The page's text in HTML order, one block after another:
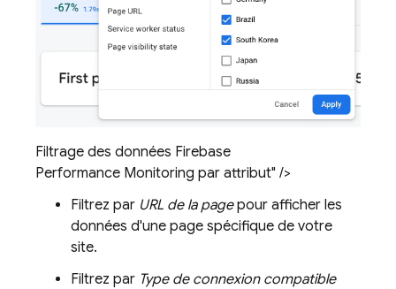
Filtrage des données Firebase
Performance Monitoring par attribut" />
Filtrez par URL de la pagepour afficher les
données d'une page spécifique de votre
site.
Filtrez par Type de connexion compatible